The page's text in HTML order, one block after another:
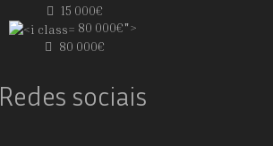
15 000€
80 000€">
80 000€
Redes sociais